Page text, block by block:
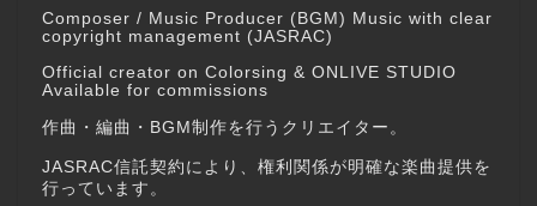
Composer / Music Producer (BGM) Music with clear
copyright management (JASRAC)
Official creator on Colorsing & ONLIVE STUDIO
Available for commissions
作曲・編曲・BGM制作を行うクリエイター。
JASRAC信託契約により、権利関係が明確な楽曲提供を
行っています。